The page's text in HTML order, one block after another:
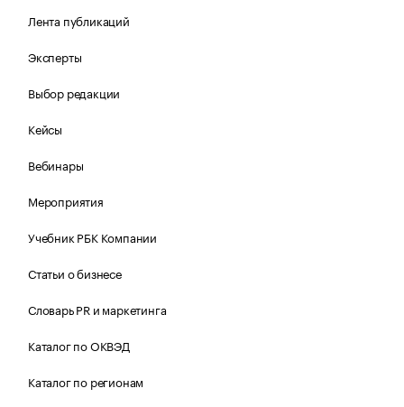
Лента публикаций
Эксперты
Выбор редакции
Кейсы
Вебинары
Мероприятия
Учебник РБК Компании
Статьи о бизнесе
Словарь PR и маркетинга
Каталог по ОКВЭД
Каталог по регионам